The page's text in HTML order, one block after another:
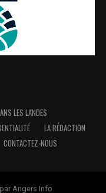
LES LANDES
LA RÉDACTION
CONTACTEZ-NOUS
Angers Info